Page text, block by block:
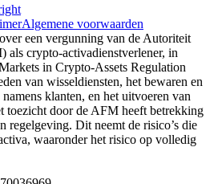
Algemene voorwaarden
een vergunning van de Autoriteit
als crypto-activadienstverlener, in
in Crypto-Assets Regulation
van wisseldiensten, het bewaren en
klanten, en het uitvoeren van
toezicht door de AFM heeft betrekking
regelgeving. Dit neemt de risico’s die
waaronder het risico op volledig